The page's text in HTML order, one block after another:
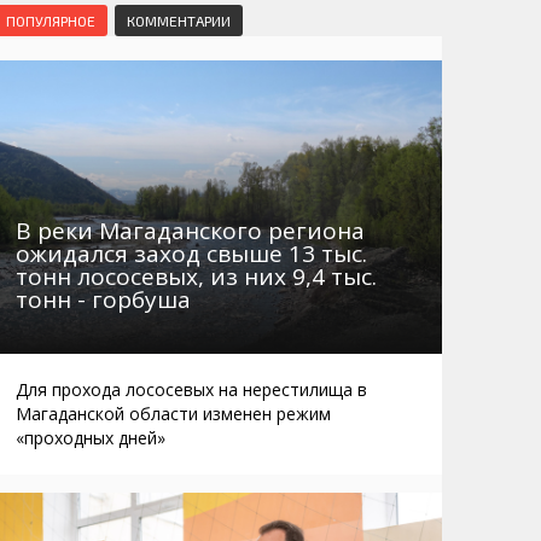
Маршруты. Улицы, остановки
Автобусы Магадан – Аэропорт
Таблица приливов отливов
Мошенники
Интернет
Браконьеры
ПОПУЛЯРНОЕ КОММЕНТАРИИ
В реки Магаданского региона
ожидался заход свыше 13 тыс.
тонн лососевых, из них 9,4 тыс.
тонн - горбуша
Для прохода лососевых на нерестилища в
Магаданской области изменен режим
«проходных дней»